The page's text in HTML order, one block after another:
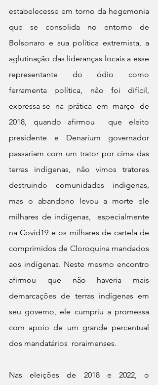
estabelecesse em torno da hegemonia
que se consolida no entorno de
Bolsonaro e sua política extremista, a
aglutinação das lideranças locais a esse
representante do ódio como
ferramenta política, não foi difícil,
expressa-se na prática em março de
2018, quando afirmou  que eleito
presidente e Denarium governador
passariam com um trator por cima das
terras indígenas, não vimos tratores
destruindo comunidades indigenas,
mas o abandono levou a morte ele
milhares de indígenas,  especialmente
na Covid19 e os milhares de cartela de
comprimidos de Cloroquina mandados
aos indígenas. Neste mesmo encontro
afirmou que não haveria mais
demarcações de terras indígenas em
seu governo, ele cumpriu a promessa
com apoio de um grande percentual
dos mandatários  roraimenses.
Nas eleições de 2018 e 2022, o